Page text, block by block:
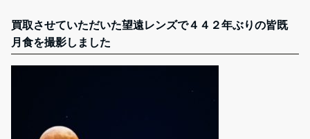
買取させていただいた望遠レンズで４４２年ぶりの皆既
月食を撮影しました